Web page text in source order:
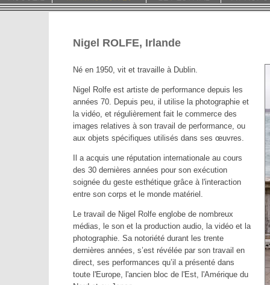
Nigel ROLFE, Irlande
Né en 1950, vit et travaille à Dublin.
Nigel Rolfe est artiste de performance depuis les
années 70. Depuis peu, il utilise la photographie et
la vidéo, et régulièrement fait le commerce des
images relatives à son travail de performance, ou
aux objets spécifiques utilisés dans ses œuvres.
Il a acquis une réputation internationale au cours
des 30 dernières années pour son exécution
soignée du geste esthétique grâce à l'interaction
entre son corps et le monde matériel.
Le travail de Nigel Rolfe englobe de nombreux
médias, le son et la production audio, la vidéo et la
photographie. Sa notoriété durant les trente
dernières années, s’est révélée par son travail en
direct, ses performances qu’il a présenté dans
toute l'Europe, l'ancien bloc de l'Est, l'Amérique du